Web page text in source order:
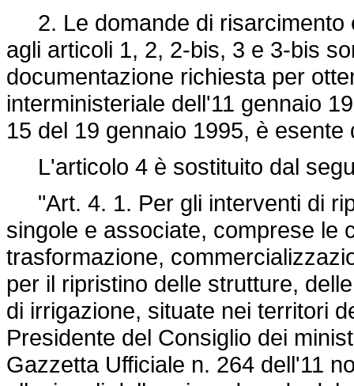
2. Le domande di risarcimento
agli articoli 1, 2, 2-bis, 3 e 3-bis
documentazione richiesta per
interministeriale dell'11 gennaio
15 del 19 gennaio 1995, è
L'articolo 4 è sostituito dal
"Art. 4. 1. Per gli interventi di
singole e associate, comprese le
trasformazione,
per il ripristino delle strutture,
di irrigazione, situate nei territori
Presidente del Consiglio dei
Gazzetta Ufficiale n. 264 dell'11